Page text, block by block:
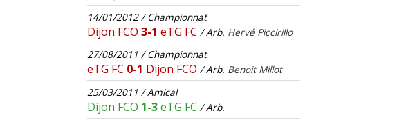
14/01/2012 / Championnat
Dijon FCO3-1 eTG FC/ Arb. Hervé Piccirillo
27/08/2011 / Championnat
eTG FC 0-1 Dijon FCO/ Arb. Benoit Millot
25/03/2011 / Amical
Dijon FCO 1-3eTG FC/ Arb.